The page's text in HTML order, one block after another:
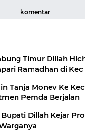
komentar
Hich dan Wabup
Ramadhan di Kec
Tanja Monev Ke
Pemda Berjalan
Dillah Kejar